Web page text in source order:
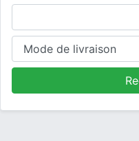
Où cherchez-vous un
Type de produits
Produits
Mode de livraison